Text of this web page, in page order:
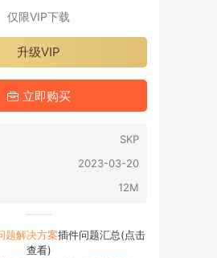
仅限VIP下载
升级VIP
立即购买
SKP
2023-03-20
12M
题解决方案插件问题汇总(点击
查看)